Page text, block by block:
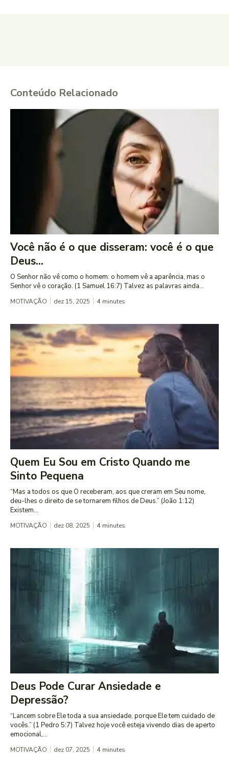
Conteúdo Relacionado
Você não é o que disseram: você é o que
Deus...
O Senhor não vê como o homem: o homem vê a aparência, mas o
Senhor vê o coração. (1 Samuel 16:7) Talvez as palavras ainda...
MOTIVAÇÃO dez 15, 2025 4 minutes
Quem Eu Sou em Cristo Quando me
Sinto Pequena
“Mas a todos os que O receberam, aos que creram em Seu nome,
deu-lhes o direito de se tornarem filhos de Deus.” (João 1:12)
Existem...
MOTIVAÇÃO dez 08, 2025 4 minutes
Deus Pode Curar Ansiedade e
Depressão?
“Lancem sobre Ele toda a sua ansiedade, porque Ele tem cuidado de
vocês.” (1 Pedro 5:7) Talvez hoje você esteja vivendo dias de aperto
emocional,...
MOTIVAÇÃO dez 07, 2025 4 minutes